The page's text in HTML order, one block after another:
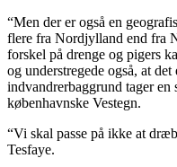
“Men der er også en
flere fra Nordjylland end fra
forskel på drenge og pigers
og understregede også, at
indvandrerbaggrund tager en
københavnske Vestegn.
“Vi skal passe på ikke at
Tesfaye.